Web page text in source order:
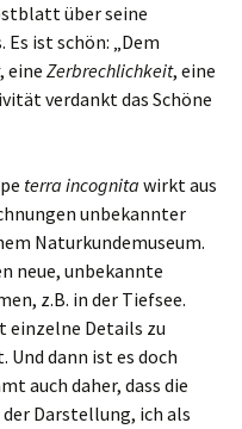
über seine
ist schön: „Dem
, eine Zerbrechlichkeit, eine
verdankt das Schöne
terra incognita wirkt aus
unbekannter
Naturkundemuseum.
neue, unbekannte
z.B. in der Tiefsee.
einzelne Details zu
Und dann ist es doch
auch daher, dass die
Darstellung, ich als